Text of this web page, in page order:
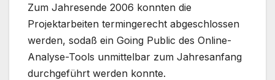
Zum Jahresende 2006 konnten die
Projektarbeiten termingerecht abgeschlossen
werden, sodaß ein Going Public des Online-
Analyse-Tools unmittelbar zum Jahresanfang
durchgeführt werden konnte.